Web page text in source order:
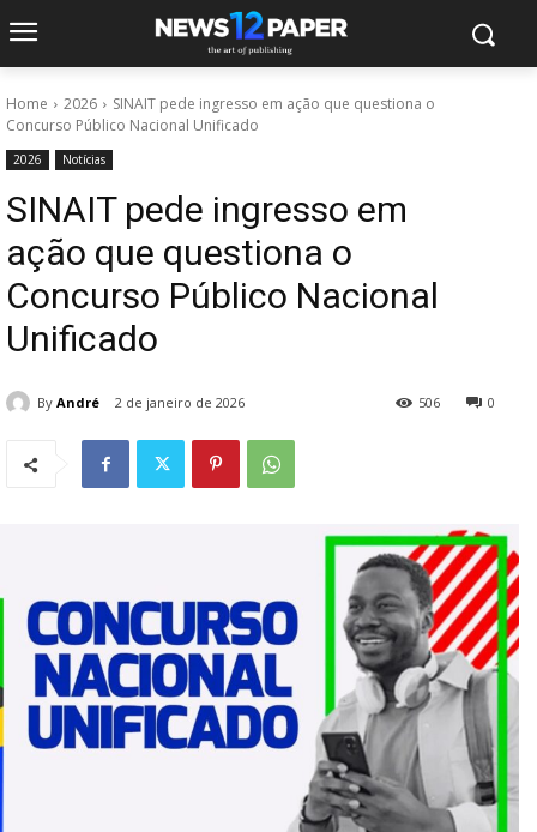
Home 2026
SINAIT pede ingresso em ação que questiona o
Concurso Público Nacional Unificado
2026 Notícias
SINAIT pede ingresso em
ação que questiona o
Concurso Público Nacional
Unificado
By André 2 de janeiro de 2026 0
506